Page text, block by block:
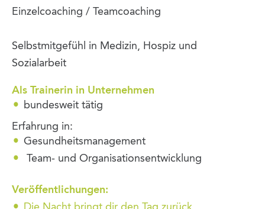
Einzelcoaching / Teamcoaching
Selbstmitgefühl in Medizin, Hospiz und
Sozialarbeit
Als Trainerin in Unternehmen
bundesweit tätig
Erfahrung in:
Gesundheitsmanagement
Team- und Organisationsentwicklung
Veröffentlichungen: